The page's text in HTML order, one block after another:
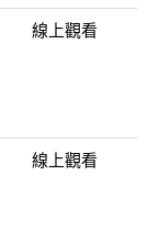
線上觀看
線上觀看